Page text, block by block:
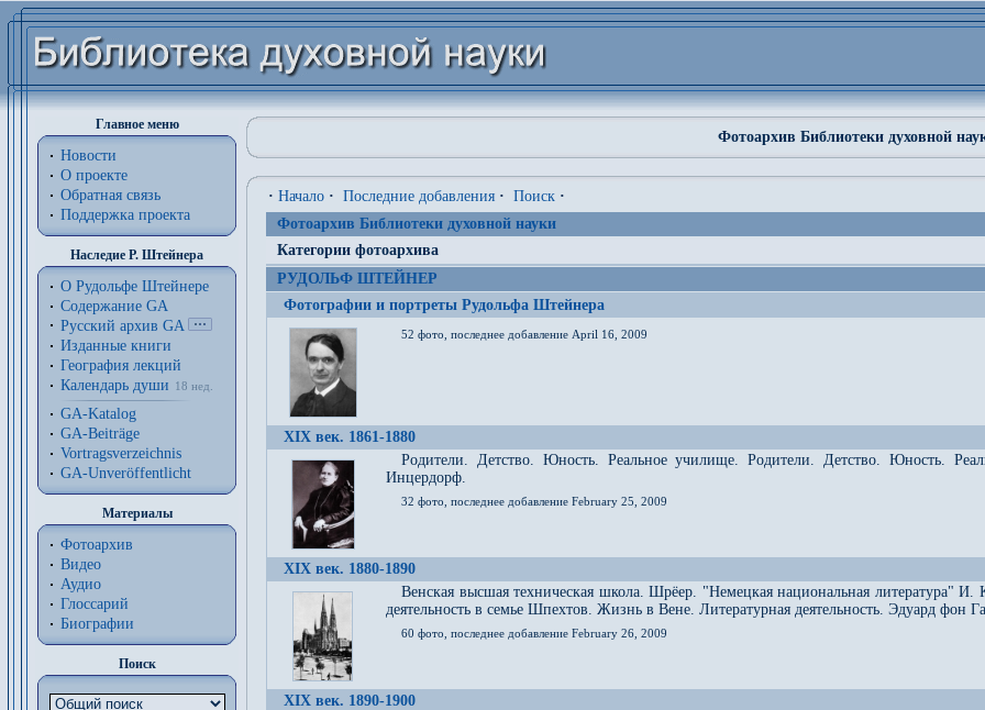
Главное меню
Новости
О проекте
Обратная связь
Поддержка проекта
Наследие Р. Штейнера
О Рудольфе Штейнере
Содержание GA
Русский архив GA
Изданные книги
География лекций
Календарь души
18 нед.
GA-Katalog
GA-Beiträge
Vortragsverzeichnis
GA-Unveröffentlicht
Материалы
Фотоархив
Видео
Аудио
Глоссарий
Биографии
Поиск
Фотоархив Библиотеки духовной
· Начало · Последние добавления · Поиск ·
Фотоархив Библиотеки духовной науки
Категории фотоархива
РУДОЛЬФ ШТЕЙНЕР
Фотографии и портреты Рудольфа Штейнера
52 фото, последнее добавление April 16, 2009
XIX век. 1861-1880
Родители. Детство. Юность. Реальное училище. Родители. Детство. Юность.
Инцердорф.
32 фото, последнее добавление February 25, 2009
XIX век. 1880-1890
Венская высшая техническая школа. Шрёер. "Немецкая национальная литература" И.
деятельность в семье Шпехтов. Жизнь в Вене. Литературная деятельность. Эдуард фон
60 фото, последнее добавление February 26, 2009
XIX век. 1890-1900